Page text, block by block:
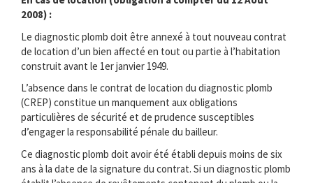
2008) :
Le diagnostic plomb doit être annexé à tout nouveau contrat
de location d’un bien affecté en tout ou partie à l’habitation
construit avant le 1er janvier 1949.
L’absence dans le contrat de location du diagnostic plomb
(CREP) constitue un manquement aux obligations
particulières de sécurité et de prudence susceptibles
d’engager la responsabilité pénale du bailleur.
Ce diagnostic plomb doit avoir été établi depuis moins de six
ans à la date de la signature du contrat. Si un diagnostic plomb